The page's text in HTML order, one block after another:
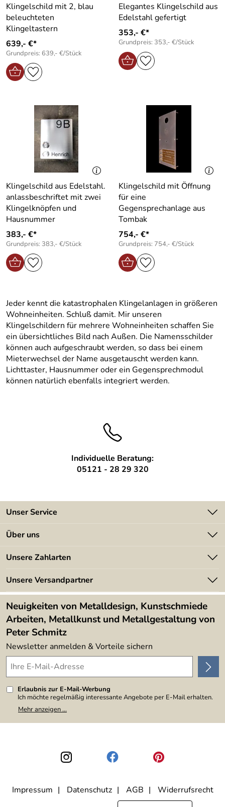
Klingelschild mit 2, blau
beleuchteten
Klingeltastern
639,- €*
Grundpreis: 639,- €/Stück
Elegantes Klingelschild aus
Edelstahl gefertigt
353,- €*
Grundpreis: 353,- €/Stück
Klingelschild aus Edelstahl.
anlassbeschriftet mit zwei
Klingelknöpfen und
Hausnummer
383,- €*
Grundpreis: 383,- €/Stück
Klingelschild mit Öffnung
für eine
Gegensprechanlage aus
Tombak
754,- €*
Grundpreis: 754,- €/Stück
Jeder kennt die katastrophalen Klingelanlagen in größeren
Wohneinheiten. Schluß damit. Mir unseren
Klingelschildern für mehrere Wohneinheiten schaffen Sie
ein übersichtliches Bild nach Außen. Die Namensschilder
können auch aufgeschraubt werden, so dass bei einem
Mieterwechsel der Name ausgetauscht werden kann.
Lichttaster, Hausnummer oder ein Gegensprechmodul
können natürlich ebenfalls integriert werden.
Individuelle Beratung:
05121 - 28 29 320
Unser Service
Kontakt
Kundeninformationen
Newsletter
Lieferbedingungen
Über uns
Angebote
Kundenbewertungen (394)
4,9/5
Unsere Zahlarten
Unsere Versandpartner
Neuigkeiten von Metalldesign, Kunstschmiede
Arbeiten, Metallkunst und Metallgestaltung von
Peter Schmitz
Newsletter anmelden & Vorteile sichern
Erlaubnis zur E-Mail-Werbung
Ich möchte regelmäßig interessante Angebote per E-Mail erhalten.
Meine E-Mail-Adresse wird nicht an andere Unternehmen
weitergegeben. Zu statistischen Zwecken wird in anonymer Form
den Link "Abmelden" am Ende des Newsletters anklicke. Die
Datenschutzerklärung
habe ich zur Kenntnis genommen.
Mehr anzeigen ...
Impressum Datenschutz AGB
Widerrufsrecht